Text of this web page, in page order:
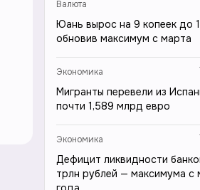
Валюта
Юань вырос на 9 копеек до
обновив максимум с марта
Экономика
Мигранты перевели из
почти 1,589 млрд евро
Экономика
Дефицит ликвидности
трлн рублей — максимума с